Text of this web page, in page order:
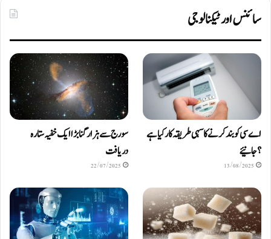
سائنس اور ٹیکنالوجی
اے سی کو بند کرنے کا سہی طریقہ کار کیا ہے
؟ جانیئے
13/08/2025
سورج سے ہزار گنا بڑا ایک خفیہ ستارہ
دریافت
22/07/2025